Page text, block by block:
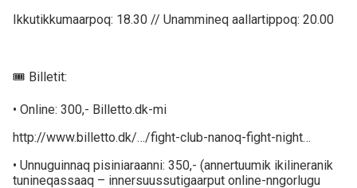
Ikkutikkumaarpoq: 18.30 // Unammineq aallartippoq: 20.00
🎟️ Billetit:
• Online: 300,- Billetto.dk-mi
http://www.billetto.dk/…/fight-club-nanoq-fight-night…
• Unnuguinnaq pisiniaraanni: 350,- (annertuumik ikilineranik
tunineqassaaq – innersuussutigaarput online-nngorlugu